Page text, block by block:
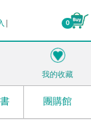
0
我的收藏
團購館